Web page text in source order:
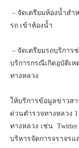
– จัดเตรียมห้องน้ำส
รถ เข้าห้องน้ำ
– จัดเตรียมรถบริการ
บริการกรณีเกิดอุบัติเ
ทางหล
ให้บริการข้อมูลข่าวส
ด่วนตำรวจทางหลวง
ทางหลวง เช่น
บริหารจัดการจราจรแ